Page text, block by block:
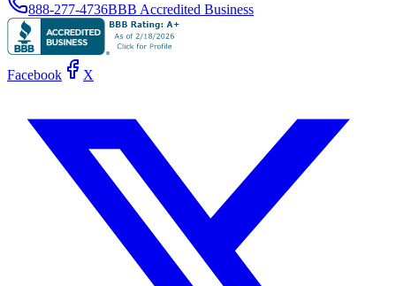
888-277-4736BBB Accredited Business
Facebook X